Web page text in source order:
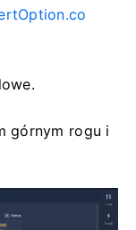
górnym rogu i